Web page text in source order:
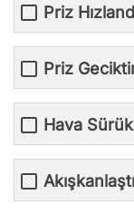
Priz
Priz
Hava